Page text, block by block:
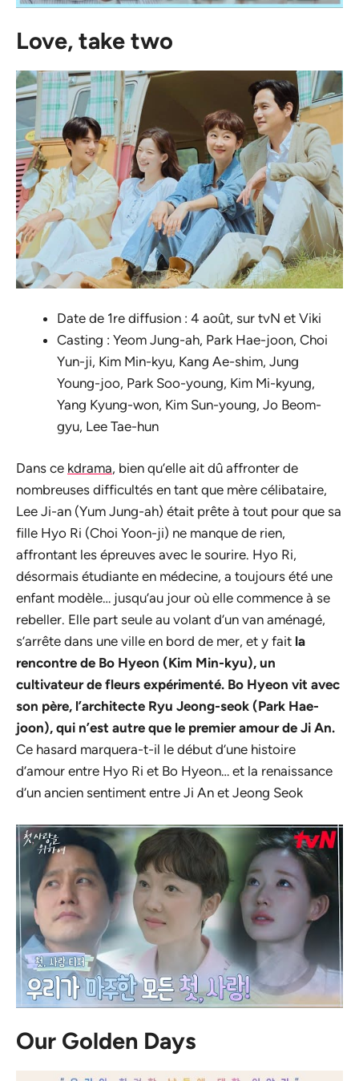
Love, take two
Date de 1re diffusion : 4 août, sur tvN et Viki
Casting : Yeom Jung-ah, Park Hae-joon, Choi
Yun-ji, Kim Min-kyu, Kang Ae-shim, Jung
Young-joo, Park Soo-young, Kim Mi-kyung,
Yang Kyung-won, Kim Sun-young, Jo Beom-
gyu, Lee Tae-hun
Dans ce kdrama, bien qu’elle ait dû affronter de
nombreuses difficultés en tant que mère célibataire,
Lee Ji-an (Yum Jung-ah) était prête à tout pour que sa
fille Hyo Ri (Choi Yoon-ji) ne manque de rien,
affrontant les épreuves avec le sourire. Hyo Ri,
désormais étudiante en médecine, a toujours été une
enfant modèle… jusqu’au jour où elle commence à se
rebeller. Elle part seule au volant d’un van aménagé,
s’arrête dans une ville en bord de mer, et y fait la
rencontre de Bo Hyeon (Kim Min-kyu), un
cultivateur de fleurs expérimenté. Bo Hyeon vit avec
son père, l’architecte Ryu Jeong-seok (Park Hae-
joon), qui n’est autre que le premier amour de Ji An.
Ce hasard marquera-t-il le début d’une histoire
d’amour entre Hyo Ri et Bo Hyeon… et la renaissance
d’un ancien sentiment entre Ji An et Jeong Seok
Our Golden Days